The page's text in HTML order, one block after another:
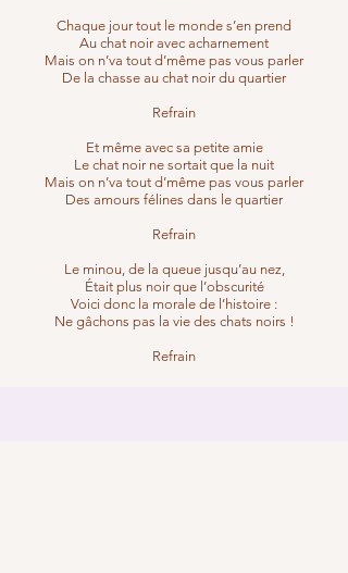
Chaque jour tout le monde s’en prend
Au chat noir avec acharnement
Mais on n’va tout d’même pas vous parler
De la chasse au chat noir du quartier
Refrain
Et même avec sa petite amie
Le chat noir ne sortait que la nuit
Mais on n’va tout d’même pas vous parler
Des amours félines dans le quartier
Refrain
Le minou, de la queue jusqu’au nez,
Était plus noir que l’obscurité
Voici donc la morale de l’histoire :
Ne gâchons pas la vie des chats noirs !
Refrain